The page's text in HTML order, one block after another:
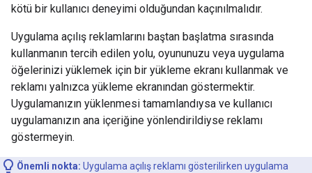
kötü bir kullanıcı deneyimi olduğundan kaçınılmalıdır.
Uygulama açılış reklamlarını baştan başlatma sırasında
kullanmanın tercih edilen yolu, oyununuzu veya uygulama
öğelerinizi yüklemek için bir yükleme ekranı kullanmak ve
reklamı yalnızca yükleme ekranından göstermektir.
Uygulamanızın yüklenmesi tamamlandıysa ve kullanıcı
uygulamanızın ana içeriğine yönlendirildiyse reklamı
göstermeyin.
Önemli nokta: Uygulama açılış reklamı gösterilirken uygulama